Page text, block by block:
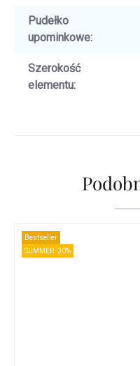
Pudełko
upominkowe:
Szerokość
elementu:
Bestseller
SUMMER -30%